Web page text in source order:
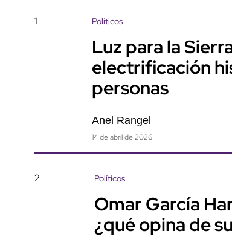
1 Políticos
Luz para la
electrificación
personas
Anel Rangel
14 de abril de 2026
2 Políticos
Omar García
¿qué opina de